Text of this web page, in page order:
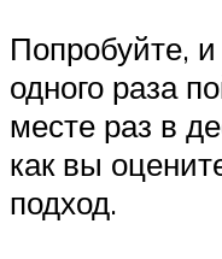
Попробуйте, и
одного раза
месте раз в
как вы
подход.